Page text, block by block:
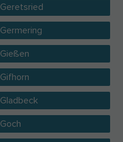
Geretsried
Germering
Gießen
Gifhorn
Gladbeck
Goch